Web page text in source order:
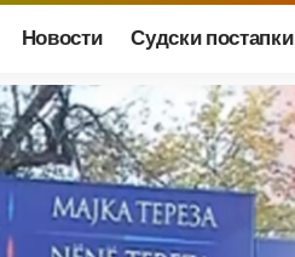
Новости Судски постапки